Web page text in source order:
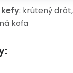
kefy: krútený drôt,
kefa